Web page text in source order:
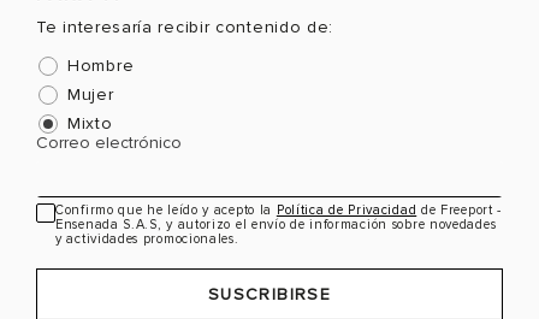
Te interesaría recibir contenido de:
Hombre
Mujer
Mixto
Correo electrónico
Confirmo que he leído y acepto la Política de Privacidad de Freeport -
Ensenada S.A.S, y autorizo el envío de información sobre novedades
y actividades promocionales.
SUSCRIBIRSE